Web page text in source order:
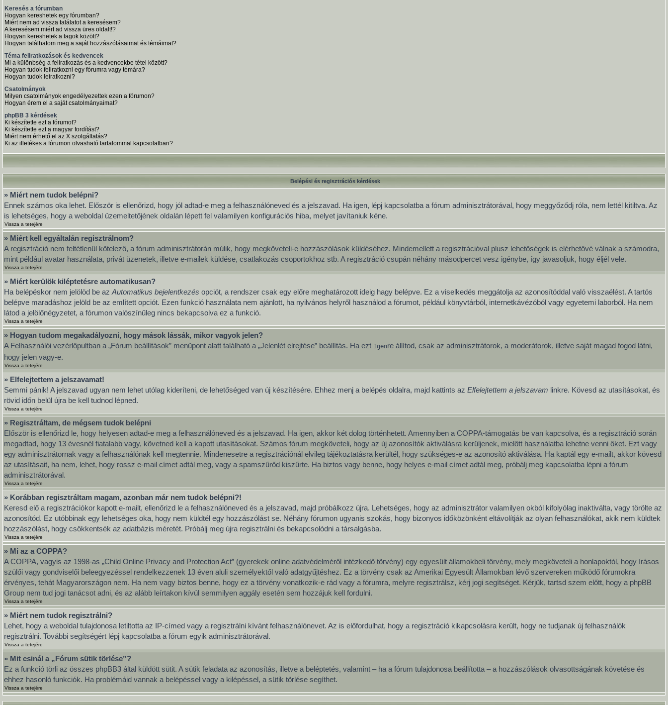
Keresés a fórumban
Hogyan kereshetek egy fórumban?
Miért nem ad vissza találatot a keresésem?
A keresésem miért ad vissza üres oldalt!?
Hogyan kereshetek a tagok között?
Hogyan találhatom meg a saját hozzászólásaimat és témáimat?
Téma feliratkozások és kedvencek
Mi a különbség a feliratkozás és a kedvencekbe tétel között?
Hogyan tudok feliratkozni egy fórumra vagy témára?
Hogyan tudok leiratkozni?
Csatolmányok
Milyen csatolmányok engedélyezettek ezen a fórumon?
Hogyan érem el a saját csatolmányaimat?
phpBB 3 kérdések
Ki készítette ezt a fórumot?
Ki készítette ezt a magyar fordítást?
Miért nem érhető el az X szolgáltatás?
Ki az illetékes a fórumon olvasható tartalommal kapcsolatban?
Belépési és regisztrációs kérdések
» Miért nem tudok belépni?
Ennek számos oka lehet. Először is ellenőrizd, hogy jól adtad-e meg a felhasználóneved és a jelszavad. Ha igen, lépj kapcsolatba a fórum adminisztrátorával, hogy meggyőződj róla, nem lettél kitiltva. Az
is lehetséges, hogy a weboldal üzemeltetőjének oldalán lépett fel valamilyen konfigurációs hiba, melyet javítaniuk kéne.
Vissza a tetejére
» Miért kell egyáltalán regisztrálnom?
A regisztráció nem feltétlenül kötelező, a fórum adminisztrátorán múlik, hogy megköveteli-e hozzászólások küldéséhez. Mindemellett a regisztrációval plusz lehetőségek is elérhetővé válnak a számodra,
mint például avatar használata, privát üzenetek, illetve e-mailek küldése, csatlakozás csoportokhoz stb. A regisztráció csupán néhány másodpercet vesz igénybe, így javasoljuk, hogy éljél vele.
Vissza a tetejére
» Miért kerülök kiléptetésre automatikusan?
Ha belépéskor nem jelölöd be az Automatikus bejelentkezés opciót, a rendszer csak egy előre meghatározott ideig hagy belépve. Ez a viselkedés meggátolja az azonosítóddal való visszaélést. A tartós
belépve maradáshoz jelöld be az említett opciót. Ezen funkció használata nem ajánlott, ha nyilvános helyről használod a fórumot, például könyvtárból, internetkávézóból vagy egyetemi laborból. Ha nem
látod a jelölőnégyzetet, a fórumon valószínűleg nincs bekapcsolva ez a funkció.
Vissza a tetejére
» Hogyan tudom megakadályozni, hogy mások lássák, mikor vagyok jelen?
A Felhasználói vezérlőpultban a „Fórum beállítások” menüpont alatt található a „Jelenlét elrejtése” beállítás. Ha ezt Igenre állítod, csak az adminisztrátorok, a moderátorok, illetve saját magad fogod látni,
hogy jelen vagy-e.
Vissza a tetejére
» Elfelejtettem a jelszavamat!
Semmi pánik! A jelszavad ugyan nem lehet utólag kideríteni, de lehetőséged van új készítésére. Ehhez menj a belépés oldalra, majd kattints az Elfelejtettem a jelszavam linkre. Kövesd az utasításokat, és
rövid időn belül újra be kell tudnod lépned.
Vissza a tetejére
» Regisztráltam, de mégsem tudok belépni
Először is ellenőrizd le, hogy helyesen adtad-e meg a felhasználóneved és a jelszavad. Ha igen, akkor két dolog történhetett. Amennyiben a COPPA-támogatás be van kapcsolva, és a regisztráció során
megadtad, hogy 13 évesnél fiatalabb vagy, követned kell a kapott utasításokat. Számos fórum megköveteli, hogy az új azonosítók aktiválásra kerüljenek, mielőtt használatba lehetne venni őket. Ezt vagy
egy adminisztrátornak vagy a felhasználónak kell megtennie. Mindenesetre a regisztrációnál elvileg tájékoztatásra kerültél, hogy szükséges-e az azonosító aktiválása. Ha kaptál egy e-mailt, akkor kövesd
az utasításait, ha nem, lehet, hogy rossz e-mail címet adtál meg, vagy a spamszűrőd kiszűrte. Ha biztos vagy benne, hogy helyes e-mail címet adtál meg, próbálj meg kapcsolatba lépni a fórum
adminisztrátorával.
Vissza a tetejére
» Korábban regisztráltam magam, azonban már nem tudok belépni?!
Keresd elő a regisztrációkor kapott e-mailt, ellenőrizd le a felhasználóneved és a jelszavad, majd próbálkozz újra. Lehetséges, hogy az adminisztrátor valamilyen okból kifolyólag inaktiválta, vagy törölte az
azonosítód. Ez utóbbinak egy lehetséges oka, hogy nem küldtél egy hozzászólást se. Néhány fórumon ugyanis szokás, hogy bizonyos időközönként eltávolítják az olyan felhasználókat, akik nem küldtek
hozzászólást, hogy csökkentsék az adatbázis méretét. Próbálj meg újra regisztrálni és bekapcsolódni a társalgásba.
Vissza a tetejére
» Mi az a COPPA?
A COPPA, vagyis az 1998-as „Child Online Privacy and Protection Act” (gyerekek online adatvédelméről intézkedő törvény) egy egyesült államokbeli törvény, mely megköveteli a honlapoktól, hogy írásos
szülői vagy gondviselői beleegyezéssel rendelkezzenek 13 éven aluli személyektől való adatgyűjtéshez. Ez a törvény csak az Amerikai Egyesült Államokban lévő szervereken működő fórumokra
érvényes, tehát Magyarországon nem. Ha nem vagy biztos benne, hogy ez a törvény vonatkozik-e rád vagy a fórumra, melyre regisztrálsz, kérj jogi segítséget. Kérjük, tartsd szem előtt, hogy a phpBB
Group nem tud jogi tanácsot adni, és az alább leírtakon kívül semmilyen aggály esetén sem hozzájuk kell fordulni.
Vissza a tetejére
» Miért nem tudok regisztrálni?
Lehet, hogy a weboldal tulajdonosa letiltotta az IP-címed vagy a regisztrálni kívánt felhasználónevet. Az is előfordulhat, hogy a regisztráció kikapcsolásra került, hogy ne tudjanak új felhasználók
regisztrálni. További segítségért lépj kapcsolatba a fórum egyik adminisztrátorával.
Vissza a tetejére
» Mit csinál a „Fórum sütik törlése”?
Ez a funkció törli az összes phpBB3 által küldött sütit. A sütik feladata az azonosítás, illetve a beléptetés, valamint – ha a fórum tulajdonosa beállította – a hozzászólások olvasottságának követése és
ehhez hasonló funkciók. Ha problémáid vannak a belépéssel vagy a kilépéssel, a sütik törlése segíthet.
Vissza a tetejére